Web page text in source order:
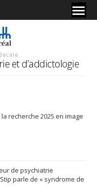
et d’addictologie
recherche 2025 en image
de psychiatrie
parle de « syndrome de